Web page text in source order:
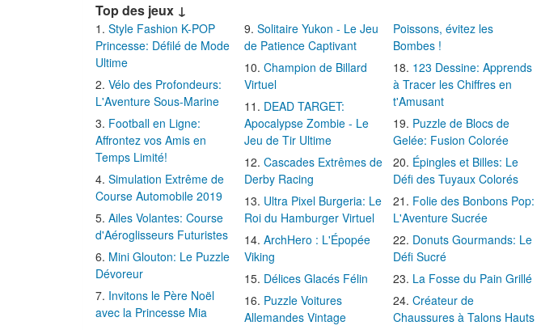
Top des jeux ↓
Style Fashion K-POP
Princesse: Défilé de Mode
Ultime
Vélo des Profondeurs:
L'Aventure Sous-Marine
Football en Ligne:
Affrontez vos Amis en
Temps Limité!
Simulation Extrême de
Course Automobile 2019
Ailes Volantes: Course
d'Aéroglisseurs Futuristes
Mini Glouton: Le Puzzle
Dévoreur
Invitons le Père Noël
avec la Princesse Mia
Solitaire Yukon - Le Jeu
de Patience Captivant
Champion de Billard
Virtuel
DEAD TARGET:
Apocalypse Zombie - Le
Jeu de Tir Ultime
Cascades Extrêmes de
Derby Racing
Ultra Pixel Burgeria: Le
Roi du Hamburger Virtuel
ArchHero : L'Épopée
Viking
Délices Glacés Félin
Puzzle Voitures
Allemandes Vintage
Poissons, évitez les
Bombes !
123 Dessine: Apprends
à Tracer les Chiffres en
t'Amusant
Puzzle de Blocs de
Gelée: Fusion Colorée
Épingles et Billes: Le
Défi des Tuyaux Colorés
Folie des Bonbons Pop:
L'Aventure Sucrée
Donuts Gourmands: Le
Défi Sucré
La Fosse du Pain Grillé
Créateur de
Chaussures à Talons Hauts